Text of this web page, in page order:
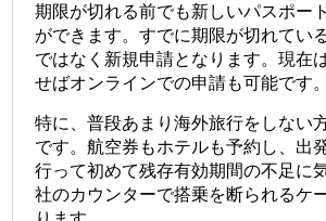
期限が切れる前でも新しいパスポー
ができます。すでに期限が切れてい
ではなく新規申請となります。現在
せばオンラインでの申請も可能です。
特に、普段あまり海外旅行をしない
です。航空券もホテルも予約し、出
行って初めて残存有効期間の不足に
社のカウンターで搭乗を断られるケ